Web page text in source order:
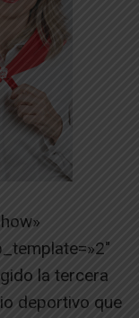
la tercera
deportivo que